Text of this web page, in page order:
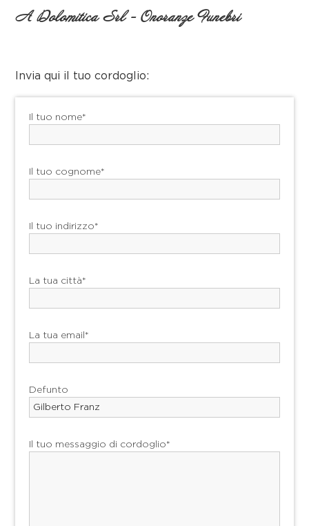
A Dolomitica Srl - Onoranze Funebri
Invia qui il tuo cordoglio:
Il tuo nome*
Il tuo cognome*
Il tuo indirizzo*
La tua città*
La tua email*
Defunto
Il tuo messaggio di cordoglio*